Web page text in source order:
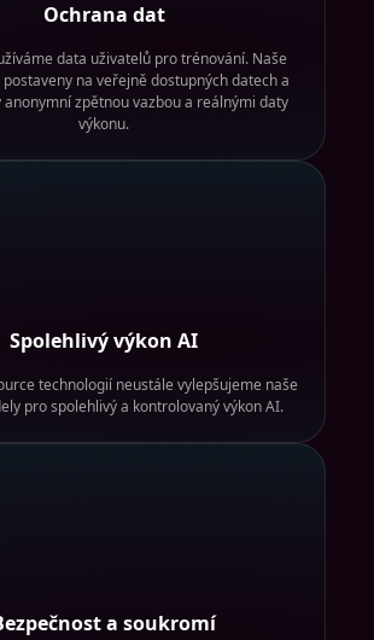
Ochrana dat
data uživatelů pro trénování. Naše
na veřejně dostupných datech a
anonymní zpětnou vazbou a reálnými daty
výkonu.
Spolehlivý výkon AI
technologií neustále vylepšujeme naše
pro spolehlivý a kontrolovaný výkon AI.
a soukromí